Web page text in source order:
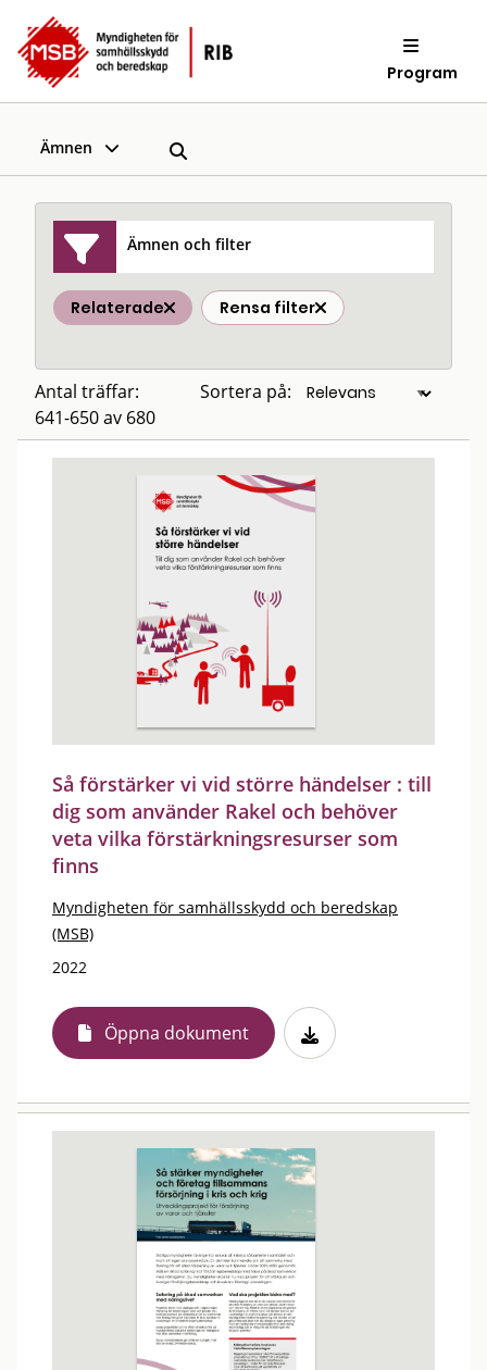
Program
Ämnen
Ämnen och filter
Relaterade Rensa filter
Antal träffar:
641-650 av 680
Sortera på:
Så förstärker vi vid större händelser : till
dig som använder Rakel och behöver
veta vilka förstärkningsresurser som
finns
Myndigheten för samhällsskydd och beredskap
(MSB)
2022
Öppna dokument